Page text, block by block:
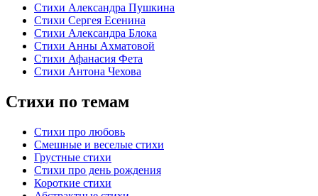
Стихи Александра Пушкина
Стихи Сергея Есенина
Стихи Александра Блока
Стихи Анны Ахматовой
Стихи Афанасия Фета
Стихи Антона Чехова
Стихи по темам
Стихи про любовь
Смешные и веселые стихи
Грустные стихи
Стихи про день рождения
Короткие стихи